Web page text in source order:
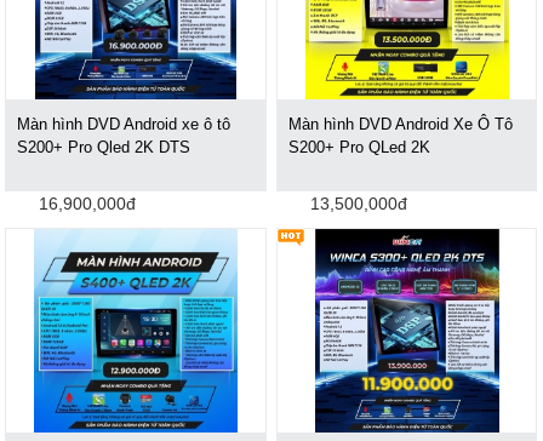
Màn hình DVD Android xe ô tô
S200+ Pro Qled 2K DTS
16,900,000đ
Màn hình DVD Android Xe Ô Tô
S200+ Pro QLed 2K
13,500,000đ